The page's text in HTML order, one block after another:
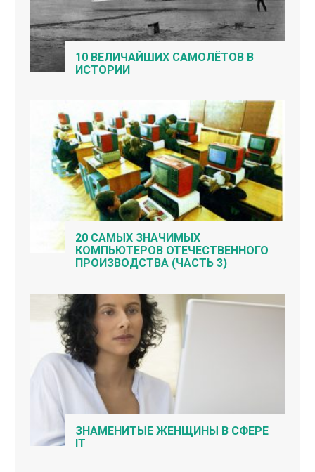
10 ВЕЛИЧАЙШИХ САМОЛЁТОВ В
ИСТОРИИ
20 САМЫХ ЗНАЧИМЫХ
КОМПЬЮТЕРОВ ОТЕЧЕСТВЕННОГО
ПРОИЗВОДСТВА (ЧАСТЬ 3)
ЗНАМЕНИТЫЕ ЖЕНЩИНЫ В СФЕРЕ
IT